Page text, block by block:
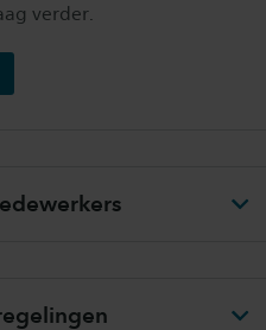
verder.